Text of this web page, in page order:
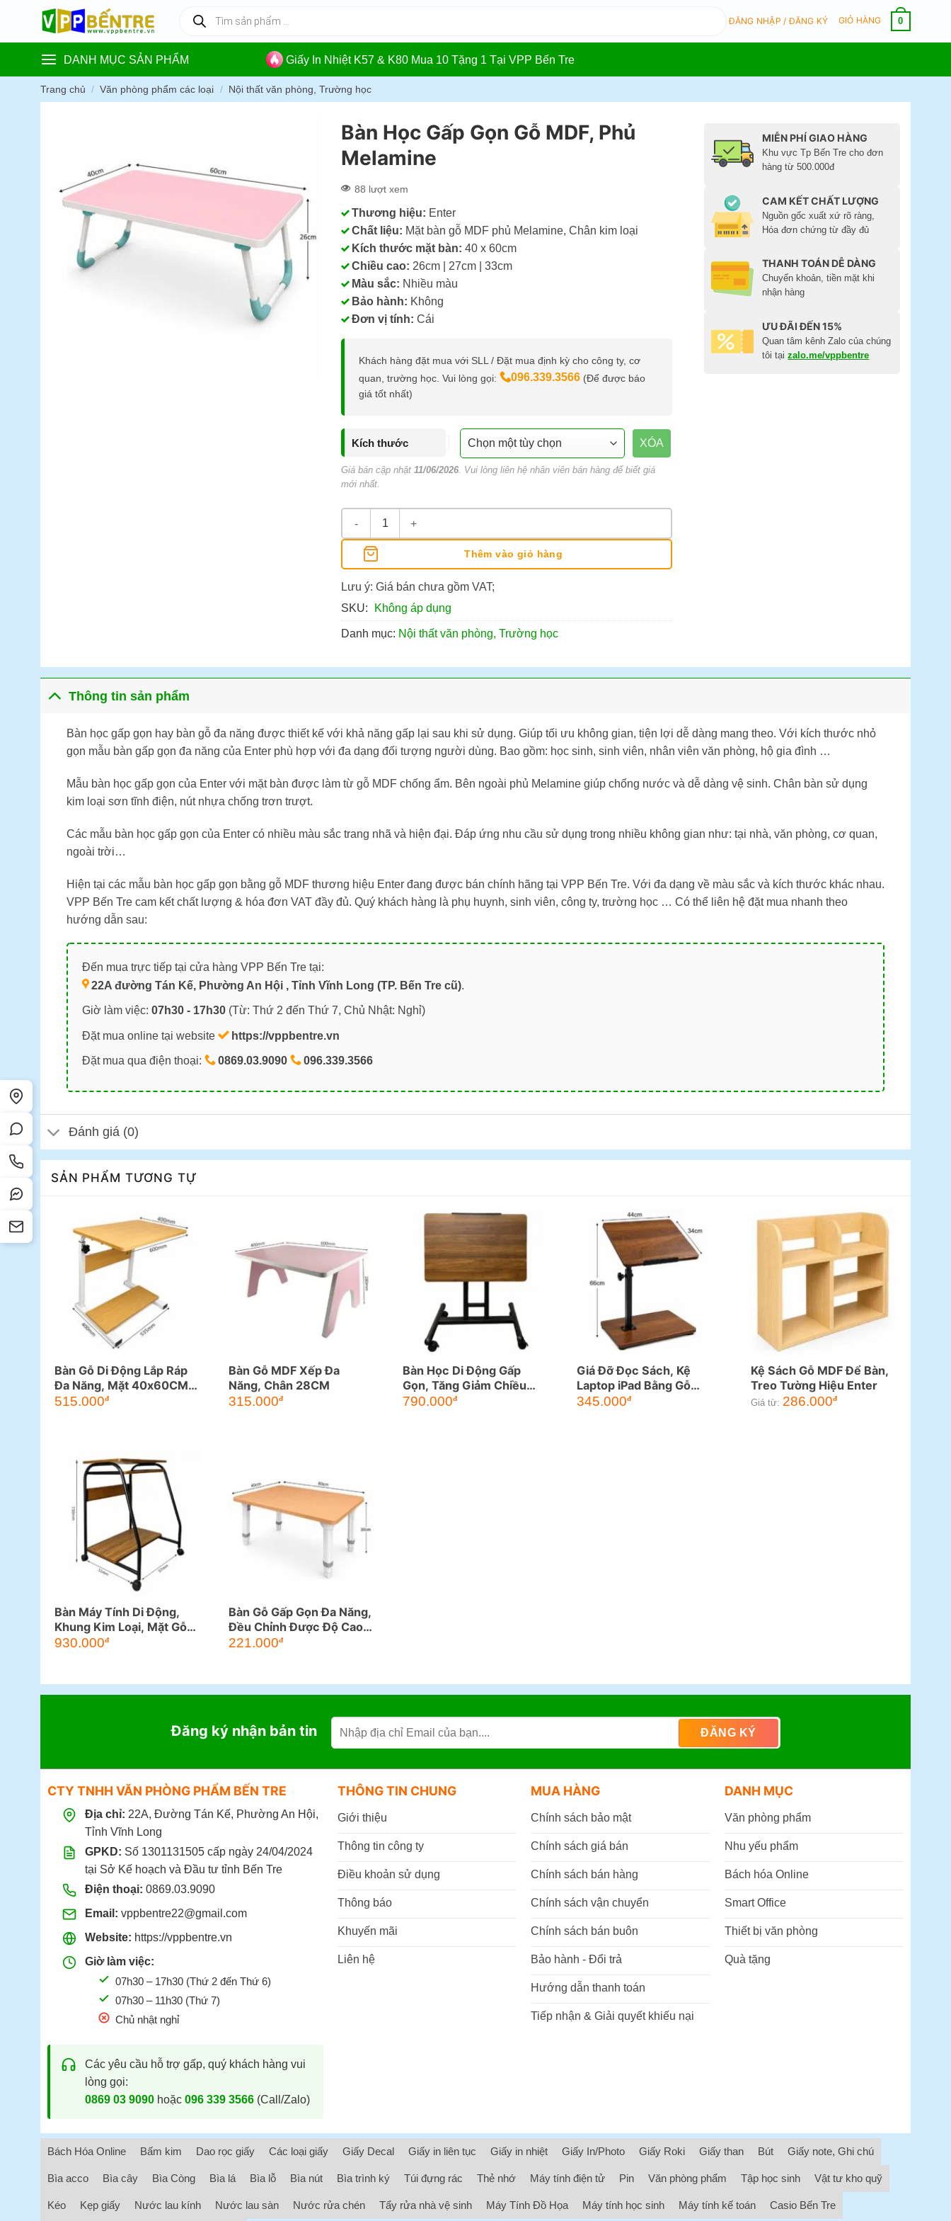
content
kiếm
phẩm
ĐĂNG NHẬP / ĐĂNG KÝ GIỎ HÀNG 0
DANH MỤC SẢN PHẨM Giấy In Nhiệt K57 & K80 Mua 10 Tặng 1 Tại VPP Bến Tre
Trang chủ / Văn phòng phẩm các loại / Nội thất văn phòng, Trường học
Bàn Học Gấp Gọn Gỗ MDF, Phủ
Melamine
88 lượt xem
Thương hiệu: Enter
Chất liệu: Mặt bàn gỗ MDF phủ Melamine, Chân kim loại
Kích thước mặt bàn: 40 x 60cm
Chiều cao: 26cm | 27cm | 33cm
Màu sắc: Nhiều màu
Bảo hành: Không
Đơn vị tính: Cái
Khách hàng đặt mua với SLL / Đặt mua định kỳ cho công ty, cơ
quan, trường học. Vui lòng gọi:
096.339.3566 (Để được báo
giá tốt nhất)
Kích thước XÓA
Giá bán cập nhật 11/06/2026. Vui lòng liên hệ nhân viên bán hàng để biết giá
mới nhất.
Bàn Học Gấp Gọn Gỗ MDF, Phủ Melamine số lượng
Thêm vào giỏ hàng
Lưu ý: Giá bán chưa gồm VAT;
SKU:
Không áp dụng
Danh mục: Nội thất văn phòng, Trường học
MIỄN PHÍ GIAO HÀNG
Khu vực Tp Bến Tre cho đơn
hàng từ 500.000đ
CAM KẾT CHẤT LƯỢNG
Nguồn gốc xuất xứ rõ ràng,
Hóa đơn chứng từ đầy đủ
THANH TOÁN DỄ DÀNG
Chuyển khoản, tiền mặt khi
nhận hàng
ƯU ĐÃI ĐẾN 15%
Quan tâm kênh Zalo của chúng
tôi tạizalo.me/vppbentre
Thông tin sản phẩm
Bàn học gấp gọn hay bàn gỗ đa năng được thiết kế với khả năng gấp lại sau khi sử dụng. Giúp tối ưu không gian, tiện lợi dễ dàng mang theo. Với kích thước nhỏ
gọn mẫu bàn gấp gọn đa năng của Enter phù hợp với đa dạng đối tượng người dùng. Bao gồm: học sinh, sinh viên, nhân viên văn phòng, hộ gia đình …
Mẫu bàn học gấp gọn của Enter với mặt bàn được làm từ gỗ MDF chống ẩm. Bên ngoài phủ Melamine giúp chống nước và dễ dàng vệ sinh. Chân bàn sử dụng
kim loại sơn tĩnh điện, nút nhựa chống trơn trượt.
Các mẫu bàn học gấp gọn của Enter có nhiều màu sắc trang nhã và hiện đại. Đáp ứng nhu cầu sử dụng trong nhiều không gian như: tại nhà, văn phòng, cơ quan,
ngoài trời…
Hiện tại các mẫu bàn học gấp gọn bằng gỗ MDF thương hiệu Enter đang được bán chính hãng tại VPP Bến Tre. Với đa dạng về màu sắc và kích thước khác nhau.
VPP Bến Tre cam kết chất lượng & hóa đơn VAT đầy đủ. Quý khách hàng là phụ huynh, sinh viên, công ty, trường học … Có thể liên hệ đặt mua nhanh theo
hướng dẫn sau:
Đến mua trực tiếp tại cửa hàng VPP Bến Tre tại:
22A đường Tán Kế, Phường An Hội , Tỉnh Vĩnh Long (TP. Bến Tre cũ).
Giờ làm việc: 07h30 - 17h30(Từ: Thứ 2 đến Thứ 7, Chủ Nhật: Nghỉ)
Đặt mua online tại website https://vppbentre.vn
Đặt mua qua điện thoại: 0869.03.9090 096.339.3566
Đánh giá (0)
SẢN PHẨM TƯƠNG TỰ
Bàn Gỗ Di Động Lắp Ráp
Đa Năng, Mặt 40x60CM,
Cao 50-84CM
515.000đ
Bàn Gỗ MDF Xếp Đa
Năng, Chân 28CM
315.000đ
Bàn Học Di Động Gấp
Gọn, Tăng Giảm Chiều
Cao, Đều Chỉnh Độ
790.000đ
Giá Đỡ Đọc Sách, Kệ
Laptop iPad Bằng Gỗ
Chỉnh Độ Cao Thông Minh
345.000đ
Kệ Sách Gỗ MDF Để Bàn,
Treo Tường Hiệu Enter
Giá từ: 286.000đ
Bàn Máy Tính Di Động,
Khung Kim Loại, Mặt Gỗ
MDF (BG102)
930.000đ
Bàn Gỗ Gấp Gọn Đa Năng,
Đều Chỉnh Được Độ Cao
Chân Bàn
221.000đ
Đăng ký nhận bản tin
CTY TNHH VĂN PHÒNG PHẨM BẾN TRE
Địa chỉ: 22A, Đường Tán Kế, Phường An Hội,
Tỉnh Vĩnh Long
GPKD: Số 1301131505 cấp ngày 24/04/2024
tại Sở Kế hoạch và Đầu tư tỉnh Bến Tre
Điện thoại: 0869.03.9090
Email: vppbentre22@gmail.com
Website: https://vppbentre.vn
Giờ làm việc:
07h30 – 17h30 (Thứ 2 đến Thứ 6)
07h30 – 11h30 (Thứ 7)
Chủ nhật nghỉ
Các yêu cầu hỗ trợ gấp, quý khách hàng vui
lòng gọi:
0869 03 9090hoặc 096 339 3566(Call/Zalo)
THÔNG TIN CHUNG
Giới thiệu
Thông tin công ty
Điều khoản sử dụng
Thông báo
Khuyến mãi
Liên hệ
MUA HÀNG
Chính sách bảo mật
Chính sách giá bán
Chính sách bán hàng
Chính sách vận chuyển
Chính sách bán buôn
Bảo hành - Đổi trả
Hướng dẫn thanh toán
Tiếp nhận & Giải quyết khiếu nại
DANH MỤC
Văn phòng phẩm
Nhu yếu phẩm
Bách hóa Online
Smart Office
Thiết bị văn phòng
Quà tặng
Bách Hóa Online Bấm kim Dao rọc giấy Các loại giấy Giấy Decal Giấy in liên tục Giấy in nhiệt Giấy In/Photo Giấy Roki Giấy than Bút Giấy note, Ghi chú
Bìa acco Bìa cây Bìa Còng Bìa lá Bìa lỗ Bìa nút Bìa trình ký Túi đựng rác Thẻ nhớ Máy tính điện tử Pin Văn phòng phẩm Tập học sinh Vật tư kho quỹ
Kéo Kẹp giấy Nước lau kính Nước lau sàn Nước rửa chén Tẩy rửa nhà vệ sinh Máy Tính Đồ Họa Máy tính học sinh Máy tính kế toán Casio Bến Tre